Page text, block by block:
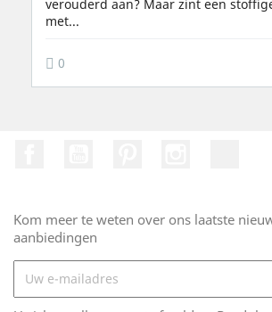
verouderd aan? Maar zint een
met...
0
Kom meer te weten over ons laatste
aanbiedingen